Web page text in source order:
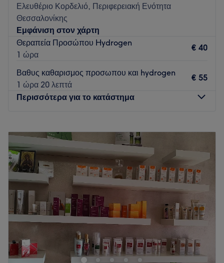
Ελευθέριο Κορδελιό, Περιφερειακή Ενότητα
Θεσσαλονίκης
Εμφάνιση στον χάρτη
Θεραπεία Προσώπου Hydrogen
1 ώρα
€ 40
Βαθυς καθαρισμος προσωπου και hydrogen
1 ώρα 20 λεπτά
€ 55
Περισσότερα για το κατάστημα
Τρίτη
Τετάρτη
09:00
17:00
Πέμπτη
10:00 –20:00
Παρασκευή
10:00–20:00
Σάββατο
Κλειστό
Κυριακή
Κλειστό
Το Beauty Door βρίσκεται στο Κορδελιό Θεσσαλονίκης. Σε
ένα μοντέρνο και φιλόξενο χώρο ,προσφέρουμε
ολοκληρωμένες υπηρεσίες αισθητικής όπως περιποιήσεις
σώματος και προσώπου, αποτρίχωση λέιζερ και nail care.